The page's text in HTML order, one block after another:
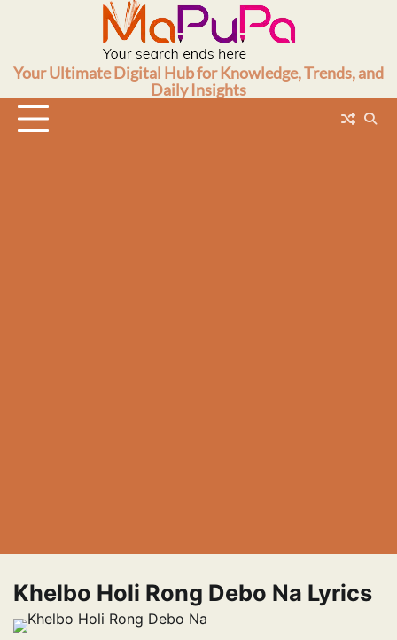
Your Ultimate Digital Hub for Knowledge, Trends, and
Daily Insights
Khelbo Holi Rong Debo Na Lyrics